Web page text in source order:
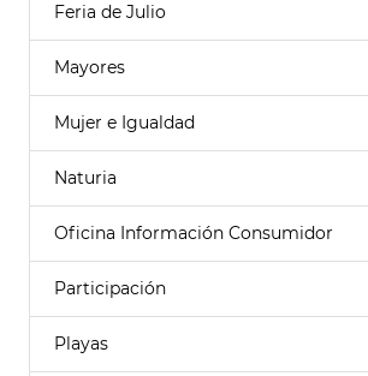
Feria de Julio
Mayores
Mujer e Igualdad
Naturia
Oficina Información Consumidor
Participación
Playas